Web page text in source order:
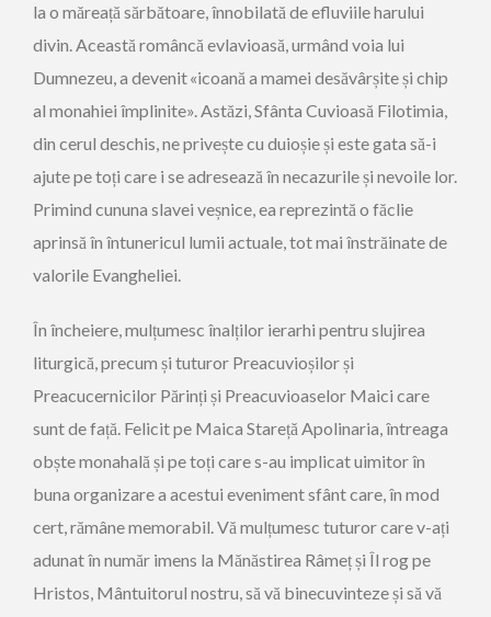
la o măreață sărbătoare, înnobilată de efluviile harului
divin. Această româncă evlavioasă, urmând voia lui
Dumnezeu, a devenit «icoană a mamei desăvârșite și chip
al monahiei împlinite». Astăzi, Sfânta Cuvioasă Filotimia,
din cerul deschis, ne privește cu duioșie și este gata să-i
ajute pe toți care i se adresează în necazurile și nevoile lor.
Primind cununa slavei veșnice, ea reprezintă o făclie
aprinsă în întunericul lumii actuale, tot mai înstrăinate de
valorile Evangheliei.
În încheiere, mulțumesc înalților ierarhi pentru slujirea
liturgică, precum și tuturor Preacuvioșilor și
Preacucernicilor Părinți și Preacuvioaselor Maici care
sunt de față. Felicit pe Maica Stareță Apolinaria, întreaga
obște monahală și pe toți care s-au implicat uimitor în
buna organizare a acestui eveniment sfânt care, în mod
cert, rămâne memorabil. Vă mulțumesc tuturor care v-ați
adunat în număr imens la Mănăstirea Râmeț și Îl rog pe
Hristos, Mântuitorul nostru, să vă binecuvinteze și să vă